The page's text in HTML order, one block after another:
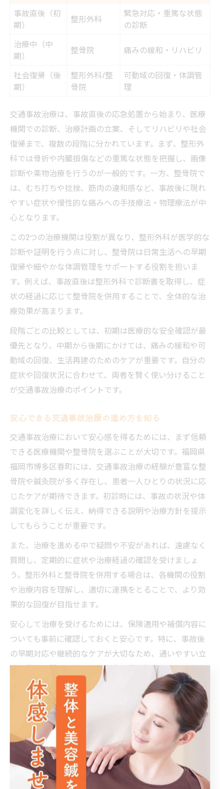
事故直後（初
期）
整形外科
緊急対応・重篤な状態
の診断
治療中（中
期）
整骨院 痛みの緩和・リハビリ
社会復帰（後
期）
整形外科/整
骨院
可動域の回復・体調管
理
交通事故治療は、事故直後の応急処置から始まり、医療
機関での診断、治療計画の立案、そしてリハビリや社会
復帰まで、複数の段階に分かれています。まず、整形外
科では骨折や内臓損傷などの重篤な状態を把握し、画像
診断や薬物治療を行うのが一般的です。一方、整骨院で
は、むち打ちや捻挫、筋肉の違和感など、事故後に現れ
やすい症状や慢性的な痛みへの手技療法・物理療法が中
心となります。
この2つの治療機関は役割が異なり、整形外科が医学的な
診断や証明を行う点に対し、整骨院は日常生活への早期
復帰や細やかな体調管理をサポートする役割を担いま
す。例えば、事故直後は整形外科で診断書を取得し、症
状の経過に応じて整骨院を併用することで、全体的な治
療効果が高まります。
段階ごとの比較としては、初期は医療的な安全確認が最
優先となり、中期から後期にかけては、痛みの緩和や可
動域の回復、生活再建のためのケアが重要です。自分の
症状や回復状況に合わせて、両者を賢く使い分けること
が交通事故治療のポイントです。
安心できる交通事故治療の進め方を知る
交通事故治療において安心感を得るためには、まず信頼
できる医療機関や整骨院を選ぶことが大切です。福岡県
福岡市博多区春町には、交通事故治療の経験が豊富な整
骨院や鍼灸院が多く存在し、患者一人ひとりの状況に応
じたケアが期待できます。初診時には、事故の状況や体
調変化を詳しく伝え、納得できる説明や治療方針を提示
してもらうことが重要です。
また、治療を進める中で疑問や不安があれば、遠慮なく
質問し、定期的に症状や治療経過の確認を受けましょ
う。整形外科と整骨院を併用する場合は、各機関の役割
や治療内容を理解し、適切に連携をとることで、より効
果的な回復が目指せます。
安心して治療を受けるためには、保険適用や補償内容に
ついても事前に確認しておくと安心です。特に、事故後
の早期対応や継続的なケアが大切なため、通いやすい立
地や営業時間、スタッフの対応も選択基準となります。
患者の声や体験談を参考にするのもおすすめです。
治療開始から完了までに必要な手続き
手続き段
階
主な窓口
事故発生
事故証明書 警察